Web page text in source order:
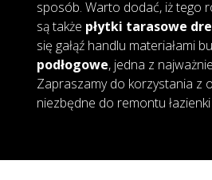
sposób. Warto dodać, iż tego
są także płytki tarasowe
się gałąź handlu materiałami
podłogowe, jedna z
Zapraszamy do korzystania z
niezbędne do remontu